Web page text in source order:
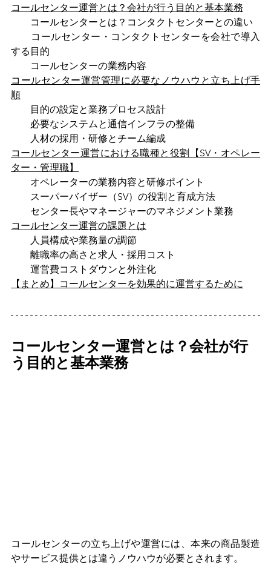
コールセンター運営とは？会社が行う目的と基本業務
コールセンターとは？コンタクトセンターとの違い
コールセンター・コンタクトセンターを会社で導入
する目的
コールセンターの業務内容
コールセンター運営管理に必要なノウハウと立ち上げ手
順
目的の設定と業務プロセス設計
必要なシステムと通信インフラの整備
人材の採用・研修とチーム編成
コールセンター運営における職種と役割【SV・オペレー
ター・管理職】
オペレーターの業務内容と研修ポイント
スーパーバイザー（SV）の役割と育成方法
センター長やマネージャーのマネジメント業務
コールセンター運営の課題とは
人員構成や業務量の調節
離職率の高さと求人・採用コスト
運営費コストダウンと外注化
【まとめ】コールセンターを効果的に運営するために
コールセンター運営とは？会社が行
う目的と基本業務
コールセンターの立ち上げや運営には、本来の商品製造
やサービス提供とは違うノウハウが必要とされます。